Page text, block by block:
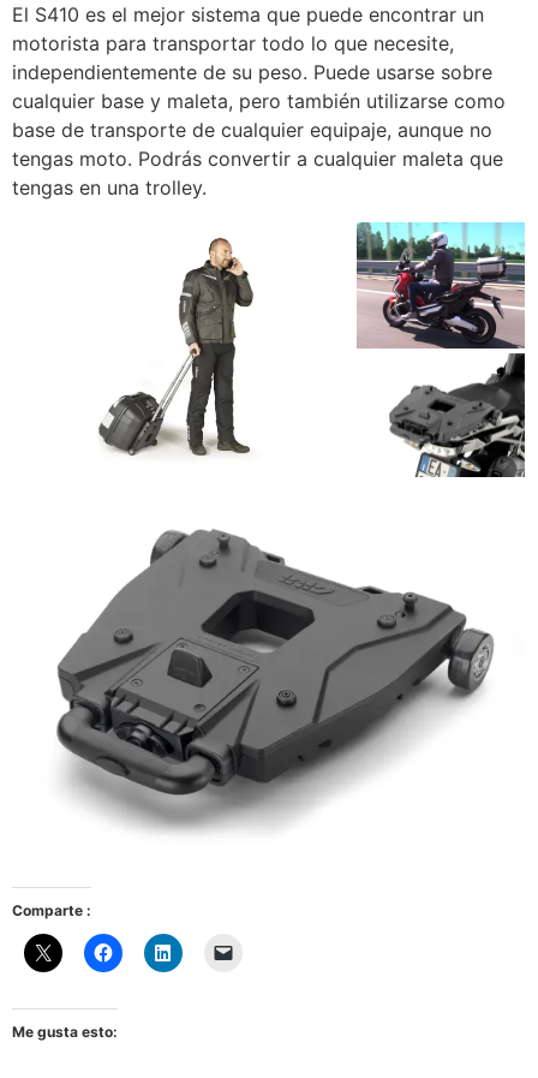
El S410 es el mejor sistema que puede encontrar un
motorista para transportar todo lo que necesite,
independientemente de su peso. Puede usarse sobre
cualquier base y maleta, pero también utilizarse como
base de transporte de cualquier equipaje, aunque no
tengas moto. Podrás convertir a cualquier maleta que
tengas en una trolley.
Comparte :
Me gusta esto: